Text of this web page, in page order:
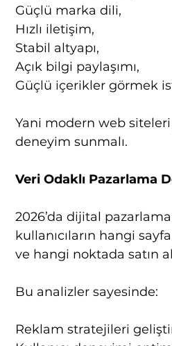
Güçlü marka dili,
Hızlı iletişim,
Stabil altyapı,
Açık bilgi paylaşımı,
Güçlü içerikler görmek
Yani modern web
deneyim sunmalı.
Veri Odaklı Pazarlama
2026’da dijital
kullanıcıların hangi
ve hangi noktada satın
Bu analizler sayesinde:
Reklam stratejileri